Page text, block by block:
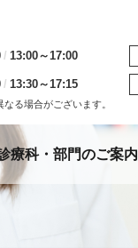
13:00～17:00
13:30～17:15
る場合がございます。
療科・部門のご案内